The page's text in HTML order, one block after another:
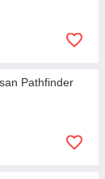
Pathfinder